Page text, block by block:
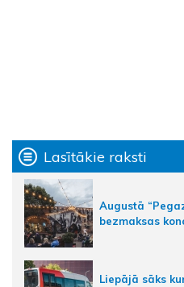
Lasītākie raksti
Augustā
bezmaksas
Liepājā sāks